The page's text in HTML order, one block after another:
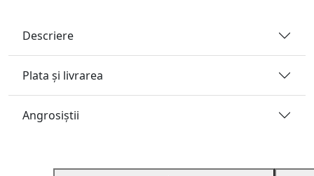
Descriere
Plata și livrarea
Angrosiştii